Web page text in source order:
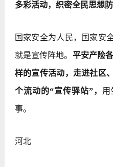
多彩活动，织密全民思想
国家安全为人民，国家安
就是宣传阵地。 平安产险
样的宣传活动，走进社区
个流动的“宣传驿站”， 用
事。
河北